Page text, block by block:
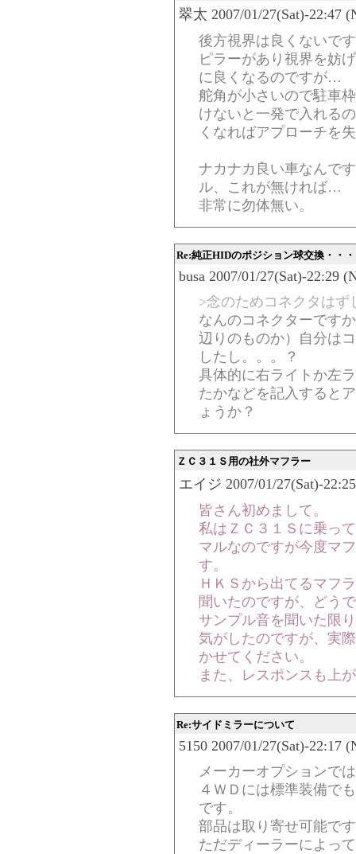
翠太 2007/01/27(Sat)-22:47
後方視界は良くないで
ピラーがあり視界を妨
に良くなるのですが…
舵角が小さいので駐車
けないと一発で入れる
くなればアプローチを
ナカナカ良い車なんで
ル、これが無ければ…
非常に勿体無い。
Re:純正HIDのポジション球交換・・・
busa 2007/01/27(Sat)-22:29
>念のためコネクタはず
なんのコネクターです
辺りのものか）自分は
したし。。。？
具体的に右ライトか左
たかなどを記入すると
ょうか？
ＺＣ３１Ｓ用の社外マフラー
エイジ 2007/01/27(Sat)-
皆さん初めまして。
私はＺＣ３１Ｓに乗っ
マルなのですが今度マ
す。
ＨＫＳから出てるマフ
聞いたのですが、どう
サンプル音を聞いた限
気がしたのですが、実
かせてください。
また、レスポンスも上
Re:サイドミラーについて
5150 2007/01/27(Sat)-22:17
メーカーオプションで
４ＷＤには標準装備で
です。
部品は取り寄せ可能で
ただディーラーによっ